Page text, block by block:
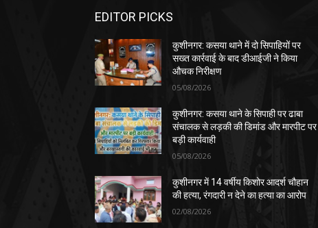
EDITOR PICKS
कुशीनगर: कसया थाने में दो सिपाहियों पर
सख्त कार्रवाई के बाद डीआईजी ने किया
औचक निरीक्षण
05/08/2026
कुशीनगर: कसया थाने के सिपाही पर ढाबा
संचालक से लड़की की डिमांड और मारपीट पर
बड़ी कार्यवाही
05/08/2026
कुशीनगर में 14 वर्षीय किशोर आदर्श चौहान
की हत्या, रंगदारी न देने का हत्या का आरोप
02/08/2026